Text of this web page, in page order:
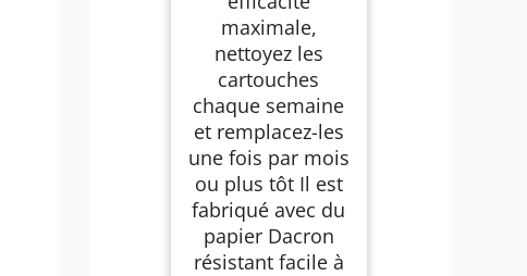
maximale,
nettoyez les
cartouches
chaque semaine
et remplacez-les
une fois par mois
ou plus tôt Il est
fabriqué avec du
papier Dacron
résistant facile à